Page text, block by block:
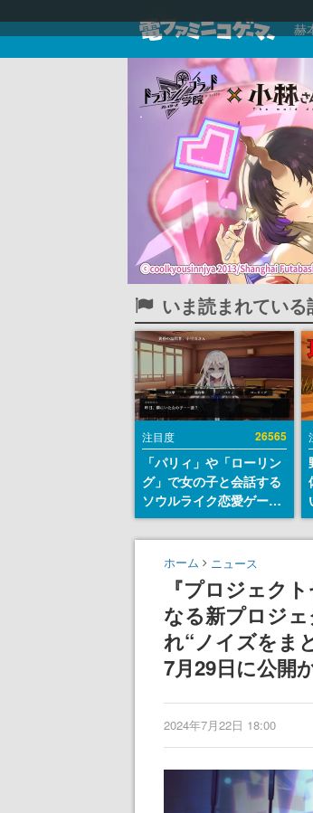
赫
いま読まれている
注目度 26565
「パリィ」や「ローリン
グ」で女の子と会話する
ソウルライク恋愛ゲーム
『小早川さんはソウルラ
イク』無料公開。返事に
失敗すると「YOU
DIED」
ホーム ニュース
『プロジェク
なる新プロジ
れ“ノイズをま
7月29日に公開
2024年7月22日 18:00